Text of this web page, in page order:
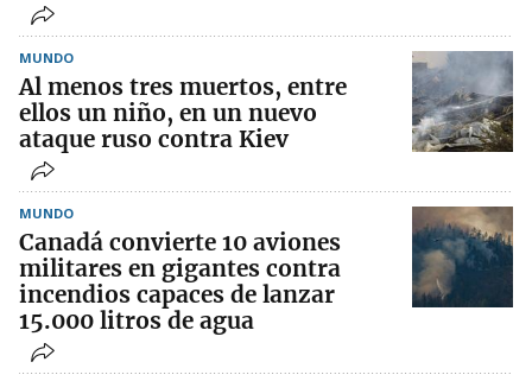
MUNDO
Al menos tres muertos, entre
ellos un niño, en un nuevo
ataque ruso contra Kiev
MUNDO
Canadá convierte 10 aviones
militares en gigantes contra
incendios capaces de lanzar
15.000 litros de agua